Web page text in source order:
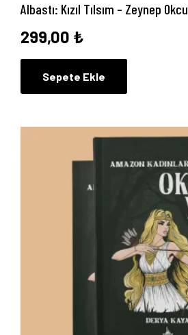
Hakkımızda
Yayın Paketlerimiz
Yayınlarımız
Albastı: Kızıl Tılsım – Zeynep Okcu
299,00 ₺
Sepete Ekle